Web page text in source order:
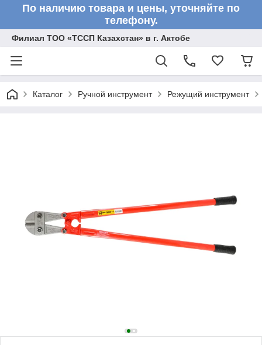
По наличию товара и цены, уточняйте по
телефону.
Филиал ТОО «ТССП Казахстан» в г. Актобе
Каталог Ручной инструмент Режущий инструмент